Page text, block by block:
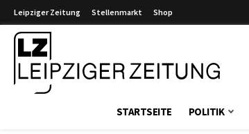
Leipziger Zeitung Stellenmarkt Shop
STARTSEITE POLITIK